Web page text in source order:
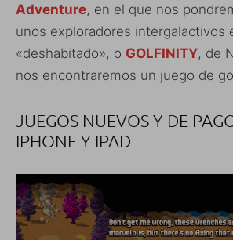
Adventure, en el que nos
unos exploradores intergalactivos
«deshabitado», o GOLFINITY, de
nos encontraremos un juego de
JUEGOS NUEVOS Y DE
IPHONE Y IPAD